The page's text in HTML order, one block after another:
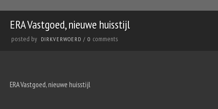
ERA Vastgoed, nieuwe huisstijl
posted by DIRKVERWOERD / 0 comments
ERA Vastgoed, nieuwe huisstijl